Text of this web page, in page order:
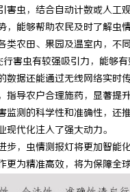
害虫，结合自动计数或人
，能够帮助农民及时了解
类农田、果园及温室内，
害虫有较强吸引力，能够
数据还能通过无线网络实
指导农户合理施药，显著提
监测的科学性和准确性，
代化注入了强大动力。
步，虫情测报灯将更加智
更为精准高效，将为保障全